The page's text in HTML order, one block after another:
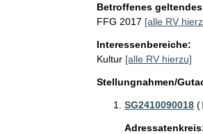
Betroffenes
FFG 2017 [alle RV
Interessenbereiche:
Kultur [alle RV hierzu]
Stellungnahmen/
SG2410090018 (